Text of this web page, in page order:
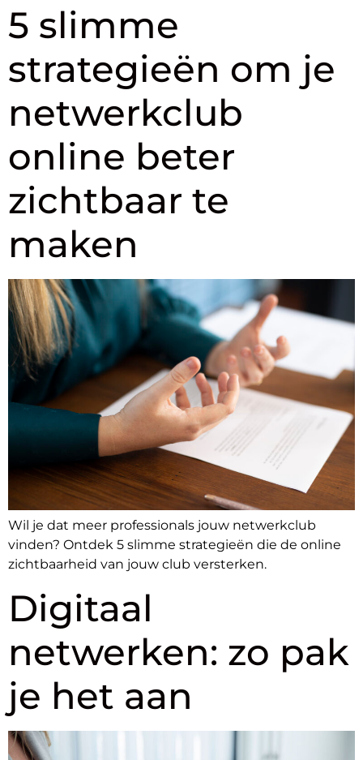
5 slimme
strategieën om je
netwerkclub
online beter
zichtbaar te
maken
Wil je dat meer professionals jouw netwerkclub
vinden? Ontdek 5 slimme strategieën die de online
zichtbaarheid van jouw club versterken.
Digitaal
netwerken: zo pak
je het aan